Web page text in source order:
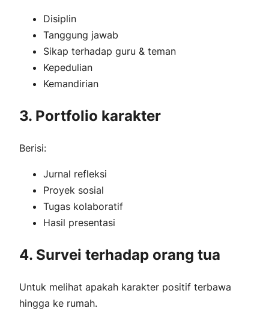
Disiplin
Tanggung jawab
Sikap terhadap guru & teman
Kepedulian
Kemandirian
3. Portfolio karakter
Berisi:
Jurnal refleksi
Proyek sosial
Tugas kolaboratif
Hasil presentasi
4. Survei terhadap orang tua
Untuk melihat apakah karakter positif terbawa
hingga ke rumah.